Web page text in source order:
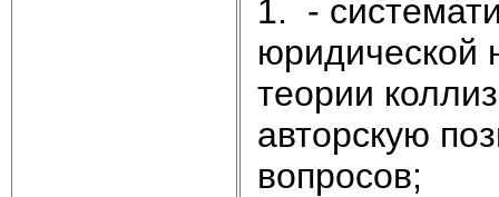
1. -
юридической
теории
авторскую
вопросов;